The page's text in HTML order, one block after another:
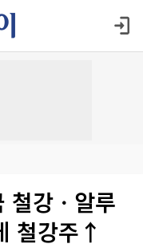
철강ㆍ알루
철강주↑